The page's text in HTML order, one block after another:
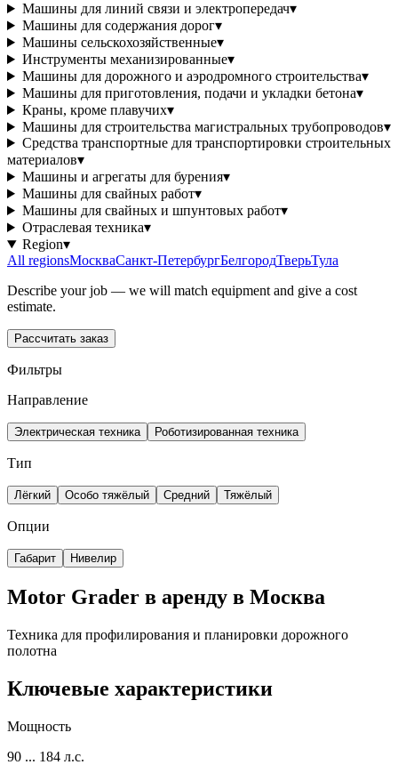
Машины для линий связи и электропередач▾
Машины для содержания дорог▾
Машины сельскохозяйственные▾
Инструменты механизированные▾
Машины для дорожного и аэродромного строительства▾
Машины для приготовления, подачи и укладки бетона▾
Краны, кроме плавучих▾
Машины для строительства магистральных трубопроводов▾
Средства транспортные для транспортировки строительных
материалов▾
Машины и агрегаты для бурения▾
Машины для свайных работ▾
Машины для свайных и шпунтовых работ▾
Отраслевая техника▾
Region▾
All regionsМоскваСанкт-ПетербургБелгородТверьТула
Describe your job — we will match equipment and give a cost
estimate.
Рассчитать заказ
Фильтры
Направление
Электрическая техника Роботизированная техника
Тип
Лёгкий Особо тяжёлый Средний Тяжёлый
Опции
Габарит Нивелир
Motor Grader в аренду в Москва
Техника для профилирования и планировки дорожного
полотна
Ключевые характеристики
Мощность
90 ... 184 л.с.